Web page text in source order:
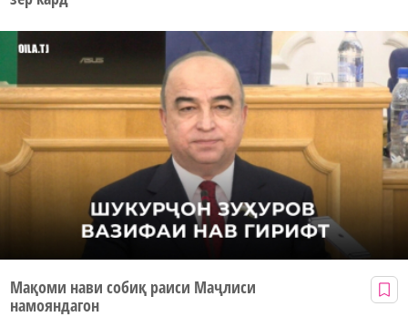
Мақоми нави собиқ раиси Маҷлиси
намояндагон